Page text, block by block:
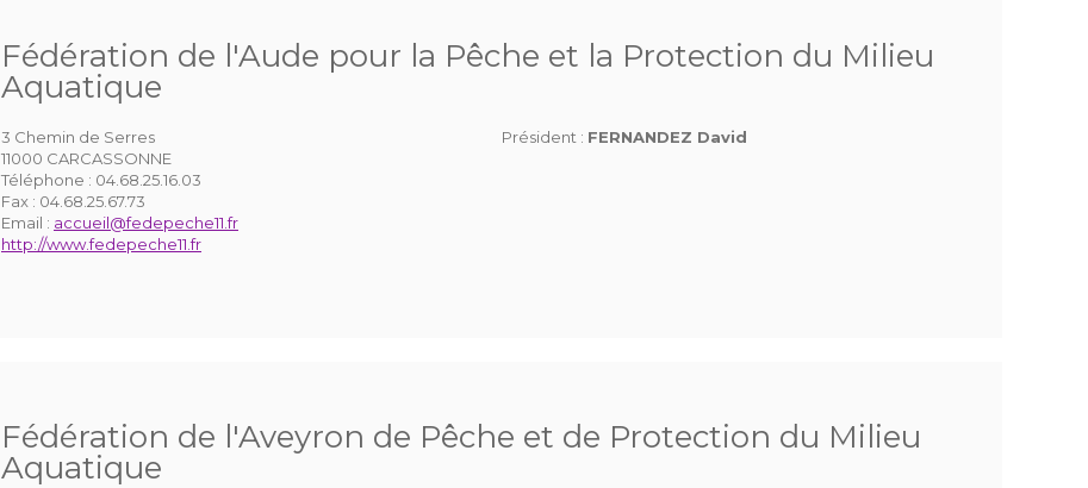
Fédération de l'Aude pour la Pêche et la Protection du Milieu
Aquatique
3 Chemin de Serres
11000 CARCASSONNE
Téléphone : 04.68.25.16.03
Fax : 04.68.25.67.73
Email : accueil@fedepeche11.fr
http://www.fedepeche11.fr
Président : FERNANDEZ David
Fédération de l'Aveyron de Pêche et de Protection du Milieu
Aquatique